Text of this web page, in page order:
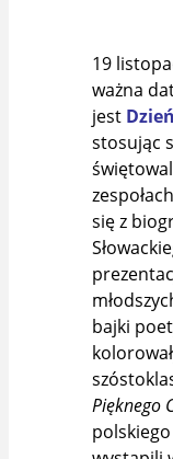
19
ważna
jest
stosując
się z
bajki
Pięknego